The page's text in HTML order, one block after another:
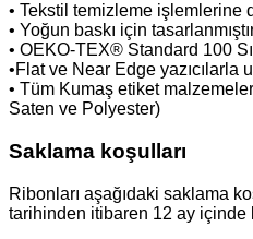
• Tekstil temizleme işlemlerine
• Yoğun baskı için
• OEKO-TEX® Standard 100
•Flat ve Near Edge yazıcılarla
• Tüm Kumaş etiket
Saten ve Polyester)
Saklama koşulları
Ribonları aşağıdaki saklama
tarihinden itibaren 12 ay içinde